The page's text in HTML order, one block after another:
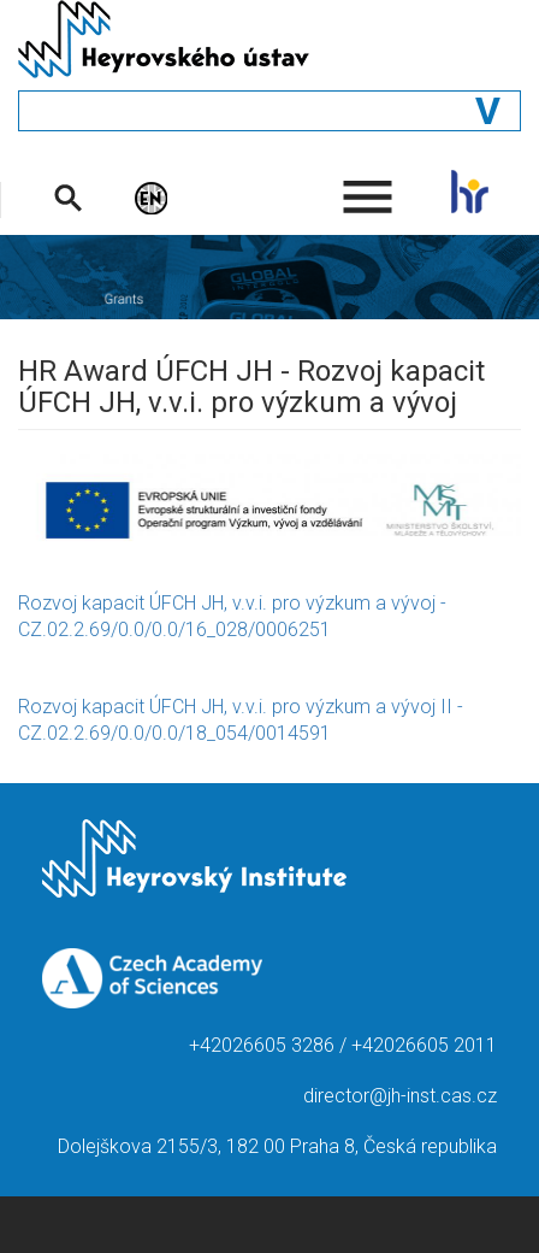
hlavnímu
obsahu
STRUKTURA
ODDĚLENÍ
LIDÉ
.
HR Award ÚFCH JH - Rozvoj kapacit
ÚFCH JH, v.v.i. pro výzkum a vývoj
Rozvoj kapacit ÚFCH JH, v.v.i. pro výzkum a vývoj -
CZ.02.2.69/0.0/0.0/16_028/0006251
Rozvoj kapacit ÚFCH JH, v.v.i. pro výzkum a vývoj II -
CZ.02.2.69/0.0/0.0/18_054/0014591
+42026605 3286 / +42026605 2011
director@jh-inst.cas.cz
Dolejškova 2155/3, 182 00 Praha 8, Česká republika